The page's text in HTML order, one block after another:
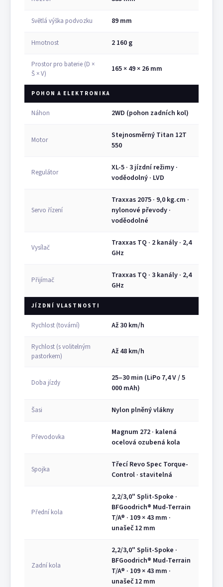
Světlá výška podvozku 89 mm
Hmotnost 2 160 g
Prostor pro baterie (D ×
Š × V)
165 × 49 × 26 mm
POHON A ELEKTRONIKA
Náhon 2WD (pohon zadních kol)
Motor
Stejnosměrný Titan 12T
550
Regulátor
XL-5 · 3 jízdní režimy ·
voděodolný · LVD
Servo řízení
Traxxas 2075 · 9,0 kg.cm ·
nylonové převody ·
voděodolné
Vysílač
Traxxas TQ · 2 kanály · 2,4
GHz
Přijímač
Traxxas TQ · 3 kanály · 2,4
GHz
JÍZDNÍ VLASTNOSTI
Rychlost (tovární) Až 30 km/h
Rychlost (s volitelným
pastorkem)
Až 48 km/h
Doba jízdy
25–30 min (LiPo 7,4 V / 5
000 mAh)
Šasi Nylon plněný vlákny
Převodovka
Magnum 272 · kalená
ocelová ozubená kola
Spojka
Třecí Revo Spec Torque-
Control · stavitelná
Přední kola
2,2/3,0" Split-Spoke ·
BFGoodrich® Mud-Terrain
T/A® · 109 × 43 mm ·
unašeč 12 mm
Zadní kola
2,2/3,0" Split-Spoke ·
BFGoodrich® Mud-Terrain
T/A® · 109 × 43 mm ·
unašeč 12 mm